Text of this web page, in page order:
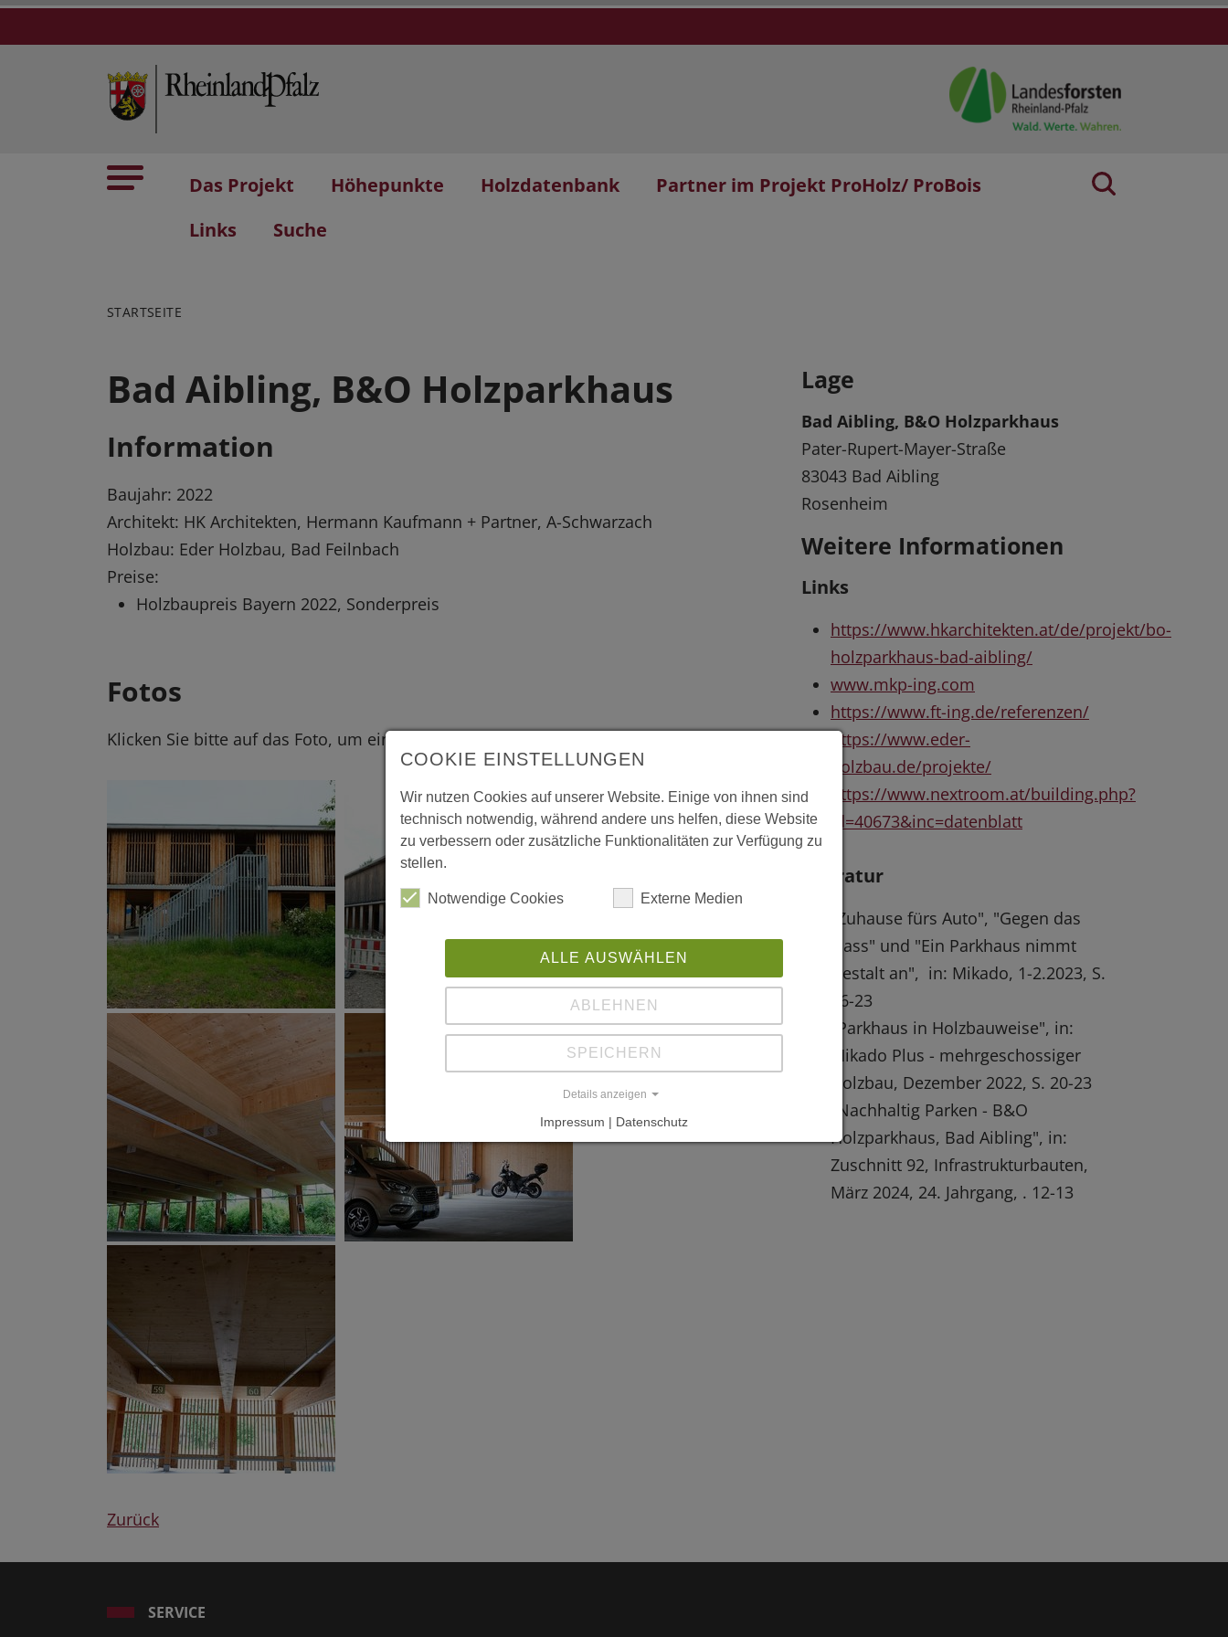
Das Projekt Höhepunkte Holzdatenbank
Partner im Projekt ProHolz/ ProBois
Links
Suche
STARTSEITE
Bad Aibling, B&O Holzparkhaus
Information
Baujahr: 2022
Architekt: HK Architekten, Hermann Kaufmann + Partner, A-Schwarzach
Holzbau: Eder Holzbau, Bad Feilnbach
Preise:
Holzbaupreis Bayern 2022, Sonderpreis
Fotos
Klicken Sie bitte auf das Foto, um eine vergrößerte Darstellung zu erhalten.
Zurück
Lage
Bad Aibling, B&O Holzparkhaus
Pater-Rupert-Mayer-Straße
83043 Bad Aibling
Rosenheim
Weitere Informationen
Links
https://www.hkarchitekten.at/de/projekt/bo-
holzparkhaus-bad-aibling/
www.mkp-ing.com
https://www.ft-ing.de/referenzen/
https://www.eder-
holzbau.de/projekte/
https://www.nextroom.at/building.php?
id=40673&inc=datenblatt
Literatur
"Zuhause fürs Auto", "Gegen das
Nass" und "Ein Parkhaus nimmt
Gestalt an", in: Mikado, 1-2.2023, S.
16-23
"Parkhaus in Holzbauweise", in:
Mikado Plus - mehrgeschossiger
Holzbau, Dezember 2022, S. 20-23
"Nachhaltig Parken - B&O
Holzparkhaus, Bad Aibling", in:
Zuschnitt 92, Infrastrukturbauten,
März 2024, 24. Jahrgang, . 12-13
SERVICE
COOKIE EINSTELLUNGEN
Wir nutzen Cookies auf unserer Website. Einige von ihnen sind
technisch notwendig, während andere uns helfen, diese Website
zu verbessern oder zusätzliche Funktionalitäten zur Verfügung zu
stellen.
Notwendige Cookies Externe Medien
ALLE AUSWÄHLEN
ABLEHNEN
SPEICHERN
Details anzeigen
Impressum | Datenschutz